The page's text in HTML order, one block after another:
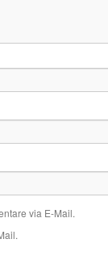
via E-Mail.